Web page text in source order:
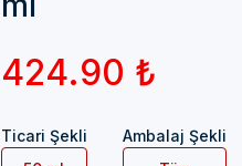
424.90 ₺
Ticari Şekli
Ambalaj Şekli